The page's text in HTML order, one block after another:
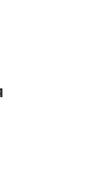
счете
будет